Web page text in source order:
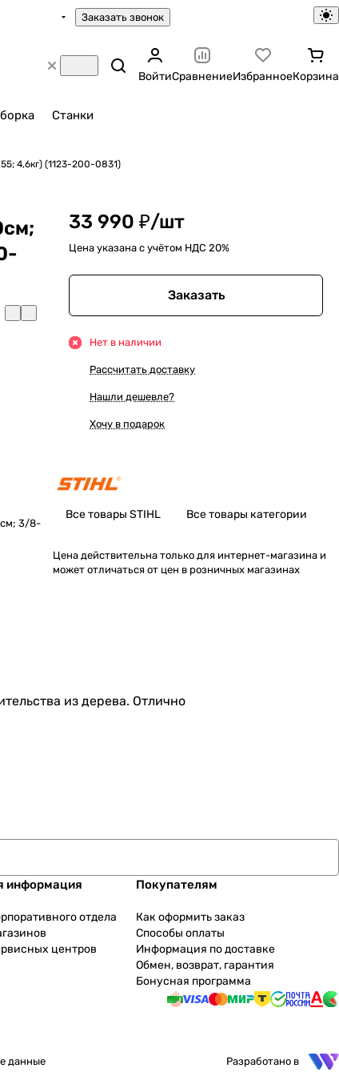
Заказать звонок
ВойтиСравнениеИзбранноеКорзина
Станки
4,6кг) (1123-200-0831)
3/8-
33 990 ₽/шт
Цена указана с учётом НДС 20%
Заказать
Нет в наличии
Рассчитать доставку
Нашли дешевле?
Хочу в подарок
Все товары STIHL Все товары категории
Цена действительна только для интернет-магазина и
может отличаться от цен в розничных магазинах
из дерева. Отлично
информация
отдела
центров
Покупателям
Как оформить заказ
Способы оплаты
Информация по доставке
Обмен, возврат, гарантия
Бонусная программа
данные Разработано в